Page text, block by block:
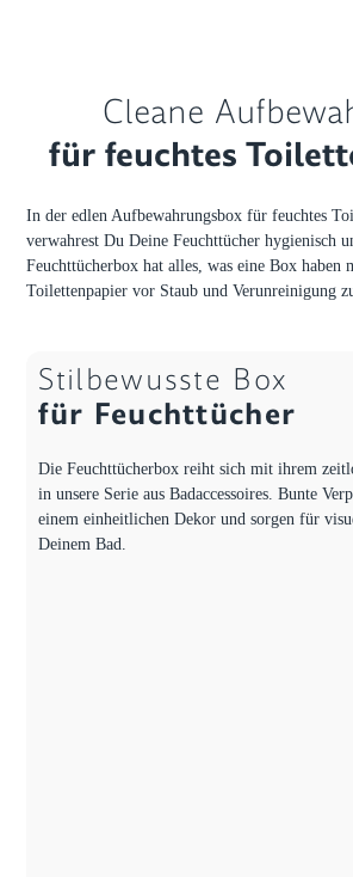
Cleane
für feuchtes
In der edlen Aufbewahrungsbox für feuchtes
verwahrest Du Deine Feuchttücher hygienisch
Feuchttücherbox hat alles, was eine Box haben
Toilettenpapier vor Staub und Verunreinigung
Stilbewusste Box
für Feuchttücher
Die Feuchttücherbox reiht sich mit ihrem
in unsere Serie aus Badaccessoires. Bunte
einem einheitlichen Dekor und sorgen für
Deinem Bad.